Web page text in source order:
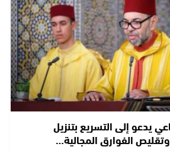
يدعو إلى التسريع بتنزيل
الفوارق المجالية…